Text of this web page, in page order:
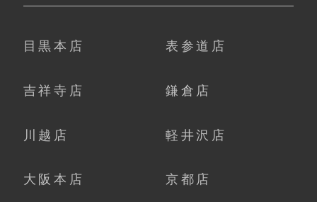
目黒本店 表参道店
吉祥寺店 鎌倉店
川越店 軽井沢店
大阪本店 京都店